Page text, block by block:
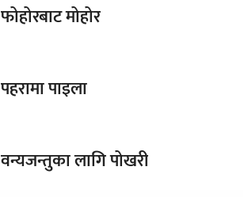
फोहोरबाट मोहोर
पहरामा पाइला
वन्यजन्तुका लागि पोखरी